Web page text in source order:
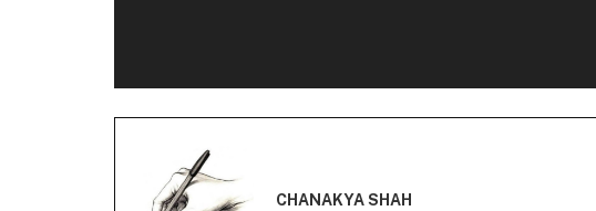
CHANAKYA SHAH